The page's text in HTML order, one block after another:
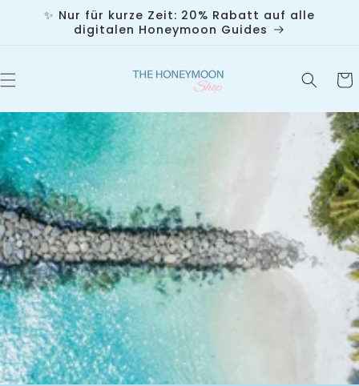
The Honeymoon Shop
zum Inhalt
✨ Nur für kurze Zeit: 20% Rabatt auf alle
digitalen Honeymoon Guides